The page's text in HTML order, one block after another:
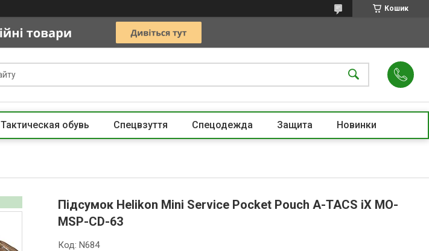
Кошик
Тактическая обувь Спецвзуття Спецодежда Защита Новинки
Підсумок Helikon Mini Service Pocket Pouch A-TACS iX MO-
MSP-CD-63
Код:N684